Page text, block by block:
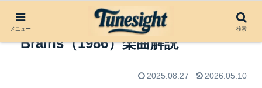
I Against I by Bad
Brains（1986）楽曲解説
2025.08.27 2026.05.10
メニュー 検索